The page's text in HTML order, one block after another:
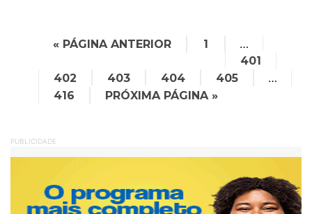
« PÁGINA ANTERIOR 1 …
401
402
403 404 405 …
416 PRÓXIMA PÁGINA »
PUBLICIDADE